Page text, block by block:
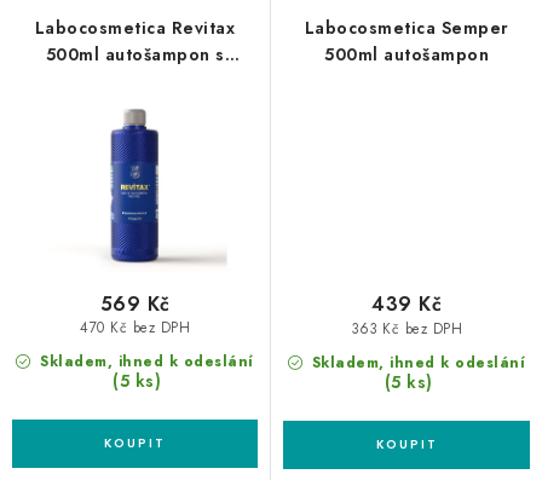
Labocosmetica Revitax
500ml autošampon s
Skladem, ihned k odeslání
(5 ks)
470 Kč bez DPH
569 Kč
Labocosmetica Semper
500ml autošampon
Skladem, ihned k odeslání
(5 ks)
363 Kč bez DPH
439 Kč